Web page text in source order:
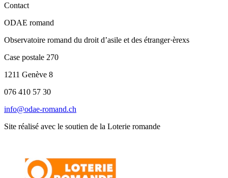
Contact
ODAE romand
Observatoire romand du droit d’asile et des étranger·èrexs
Case postale 270
1211 Genève 8
076 410 57 30
info@odae-romand.ch
Site réalisé avec le soutien de la Loterie romande